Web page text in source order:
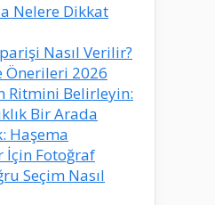
Nelere Dikkat
Nasıl Verilir?
Önerileri 2026
Ritmini Belirleyin:
Bir Arada
Haşema
İçin Fotoğraf
Seçim Nasıl